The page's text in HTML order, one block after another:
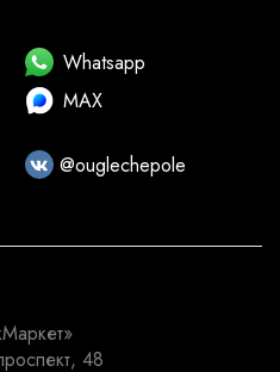
Whatsapp
MAX
@ouglechepole
48